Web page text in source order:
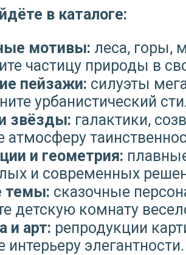
в каталоге:
мотивы: леса, горы,
частицу природы в
пейзажи: силуэты
урбанистический
звёзды: галактики,
атмосферу
и геометрия:
и современных
темы: сказочные
детскую комнату
и арт: репродукции
интерьеру элегантности.